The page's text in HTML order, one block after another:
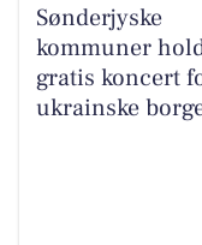
Sønderjyske
kommuner
gratis koncert
ukrainske